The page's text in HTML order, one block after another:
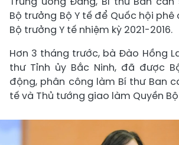
Bộ trưởng Bộ Y tế để Quốc hội
Bộ trưởng Y tế nhiệm kỳ 2021-2016.
Hơn 3 tháng trước, bà Đào Hồng
thư Tỉnh ủy Bắc Ninh, đã được
động, phân công làm Bí thư Ban
tế và Thủ tướng giao làm Quyền